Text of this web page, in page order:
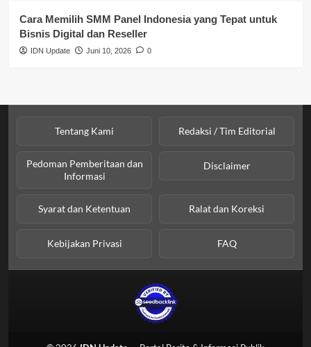
Cara Memilih SMM Panel Indonesia yang Tepat untuk
Bisnis Digital dan Reseller
IDN Update Juni 10, 2026 0
Tentang Kami Redaksi / Tim Editorial
Pedoman Pemberitaan dan
Informasi
Disclaimer
Syarat dan Ketentuan Ralat dan Koreksi
Kebijakan Privasi FAQ